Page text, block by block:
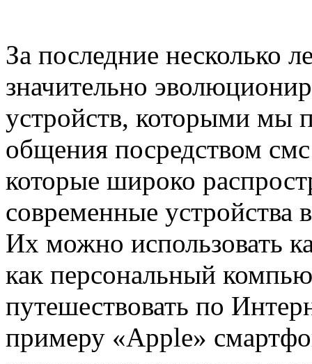
За последние несколько
значительно
устройств, которыми мы
общения посредством
которые широко
современные
Их можно использовать
как персональный
путешествовать по
примеру «Apple»